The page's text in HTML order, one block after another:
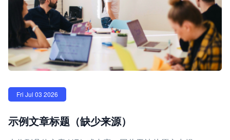
Fri Jul 03 2026
示例文章标题（缺少来源）